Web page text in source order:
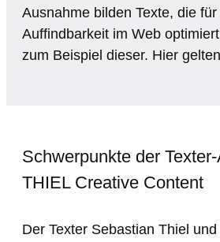
Ausnahme bilden Texte, die
Auffindbarkeit im Web
zum Beispiel dieser. Hier
Schwerpunkte der
THIEL Creative Content
Der Texter Sebastian Thiel